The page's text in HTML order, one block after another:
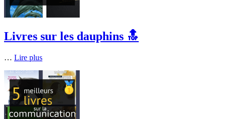
Livres sur les dauphins 🔝
… Lire plus